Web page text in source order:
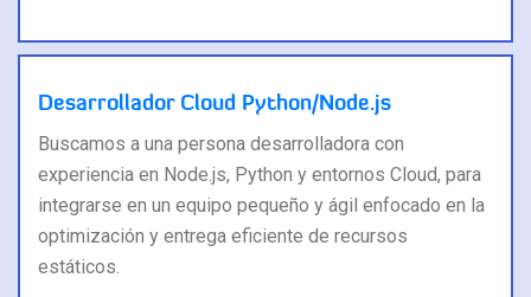
Desarrollador Cloud Python/Node.js
Buscamos a una persona desarrolladora con
experiencia en Node.js, Python y entornos Cloud, para
integrarse en un equipo pequeño y ágil enfocado en la
optimización y entrega eficiente de recursos
estáticos.